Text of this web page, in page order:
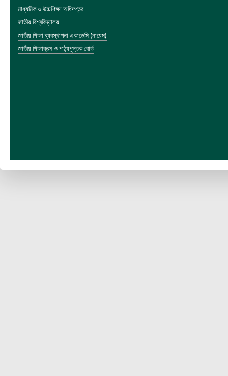
মাধ্যমিক ও উচ্চশিক্ষা অধিদপ্তর
জাতীয় বিশ্ববিদ্যালয়
জাতীয় শিক্ষা ব্যবস্থাপনা একাডেমি (নায়েম)
জাতীয় শিক্ষাক্রম ও পাঠ্যপুস্তক বোর্ড